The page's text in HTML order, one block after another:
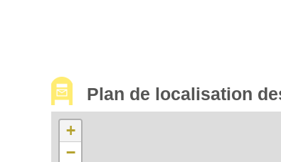
Plan de localisation
+
−